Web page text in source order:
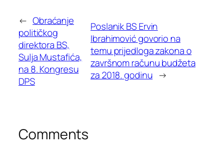
← Obraćanje
političkog
direktora BS,
Sulja Mustafića,
na 8. Kongresu
DPS
Poslanik BS Ervin
Ibrahimović govorio na
temu prijedloga zakona o
završnom računu budžeta
za 2018. godinu →
Comments